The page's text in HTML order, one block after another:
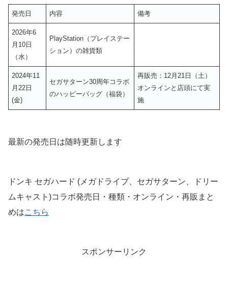
発売日 内容 備考
2026年6
月10日
（水）
PlayStation（プレイステー
ション）の雑貨類
2024年11
月22日
(金)
セガサターン30周年コラボ
のハッピーバッグ（福袋）
再販売：12月21日（土）
オンラインと店頭にて実
施
最新の発売日は随時更新します
ドンキ セガハード (メガドライブ、セガサターン、ドリー
ムキャスト)コラボ発売日・種類・オンライン・再販まと
めはこちら
スポンサーリンク